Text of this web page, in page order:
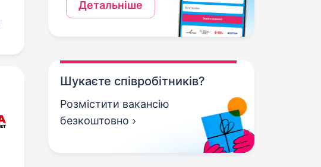
Детальніше
Шукаєте співробітників?
Розмістити вакансію
безкоштовно